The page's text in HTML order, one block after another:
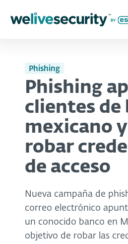
Phishing
Phishing
clientes de
mexicano
robar
de acceso
Nueva campaña de
correo electrónico
un conocido banco en
objetivo de robar las